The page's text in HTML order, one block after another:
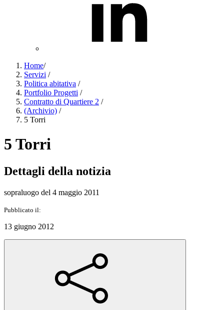
Home/
Servizi /
Politica abitativa /
Portfolio Progetti /
Contratto di Quartiere 2 /
(Archivio) /
5 Torri
5 Torri
Dettagli della notizia
sopraluogo del 4 maggio 2011
Pubblicato il:
13 giugno 2012